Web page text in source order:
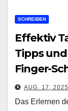
SCHREIBEN
Effektiv
Tipps
Finger-
AUG. 17, 2025
Das Erlernen